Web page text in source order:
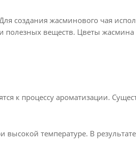
создания жасминового чая
полезных веществ. Цветы жасмина
к процессу ароматизации.
температуре. В результате